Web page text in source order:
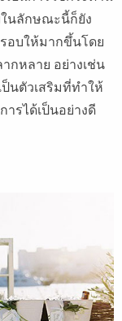
นลักษณะนี้ก็ยัง
อบให้มากขึ้นโดย
กหลาย อย่างเช่น
นตัวเสริมที่ทำให้
รได้เป็นอย่างดี